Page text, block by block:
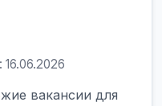
16.06.2026
вакансии для